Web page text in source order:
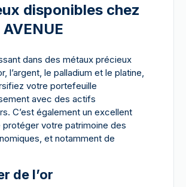
disponibles chez
AVENUE
dans des métaux précieux
l’argent, le palladium et le platine,
votre portefeuille
avec des actifs
C’est également un excellent
protéger votre patrimoine des
et notamment de
de l’or